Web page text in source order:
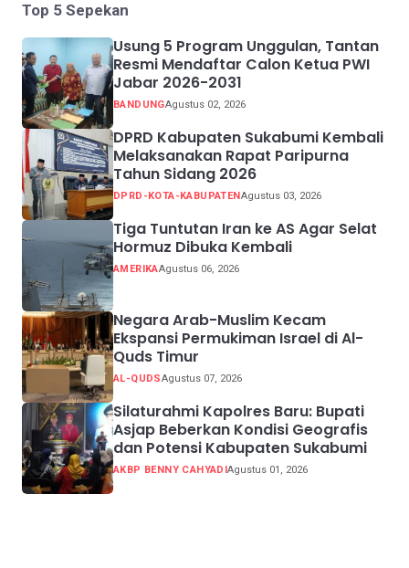
Top 5 Sepekan
Usung 5 Program Unggulan, Tantan
Resmi Mendaftar Calon Ketua PWI
Jabar 2026-2031
BANDUNGAgustus 02, 2026
DPRD Kabupaten Sukabumi Kembali
Melaksanakan Rapat Paripurna
Tahun Sidang 2026
DPRD-KOTA-KABUPATENAgustus 03, 2026
Tiga Tuntutan Iran ke AS Agar Selat
Hormuz Dibuka Kembali
AMERIKAAgustus 06, 2026
Negara Arab-Muslim Kecam
Ekspansi Permukiman Israel di Al-
Quds Timur
AL-QUDSAgustus 07, 2026
Silaturahmi Kapolres Baru: Bupati
Asjap Beberkan Kondisi Geografis
dan Potensi Kabupaten Sukabumi
AKBP BENNY CAHYADIAgustus 01, 2026